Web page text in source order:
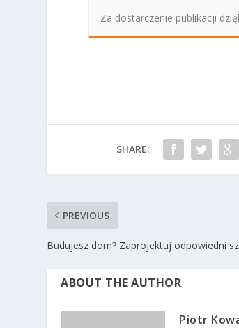
Za dostarczenie publikacji
SHARE:
PREVIOUS
Budujesz dom? Zaprojektuj odpowiedni
ABOUT THE AUTHOR
Piotr